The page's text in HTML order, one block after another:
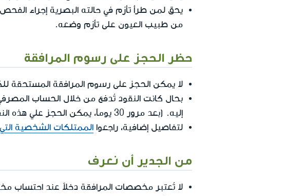
يحق لمن طرأ تأزم في حالته البصرية إجراء
من طبيب العيون على تأزم وضعه.
حظر الحجز على رسوم المرافقة
لا يمكن الحجز على رسوم المرافقة المستحقة
إليه. (بعد مرور 30 يوماً، يمكن الحجز علي هذه النقود عبر الحساب، بحال لم يقم المدين بسحبها بعد).
لتفاصيل إضافية، راجعوا الممتلكات الشخصية
من الجدير أن نعرف
لا تُعتبر مخصصات المرافقة دخلاً عند احتساب